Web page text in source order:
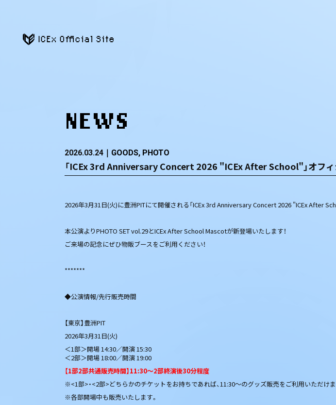
ICEx Official Site
NEWS
2026.03.24 GOODS PHOTO
「ICEx 3rd Anniversary Concert 2026 "ICEx After School"」オフ
2026年3月31日(火)に豊洲PITにて開催される「ICEx 3rd Anniversary Concert 2026 "ICEx After
本公演よりPHOTO SET vol.29とICEx After School Mascotが新登場いたします！
ご来場の記念にぜひ物販ブースをご利用ください！
*******
◆公演情報/先行販売時間
【東京】豊洲PIT
2026年3月31日(火)
＜1部＞開場 14:30／開演 15:30
＜2部＞開場 18:00／開演 19:00
【1部2部共通販売時間】11:30～2部終演後30分程度
※<1部>・<2部>どちらかのチケットをお持ちであれば、11:30～のグッズ販売をご利用いただけま
※各部開場中も販売いたします。